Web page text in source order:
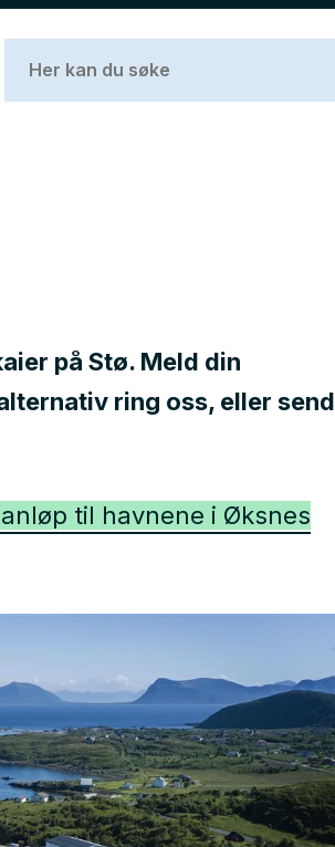
på Stø. Meld din
ring oss, eller send
til havnene i Øksnes